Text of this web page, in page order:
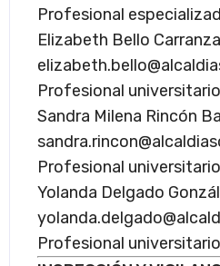
Profesional
Elizabeth Bello Carranza
Profesional universitario
Sandra Milena Rincón
Profesional universitario
Yolanda Delgado
Profesional universitario